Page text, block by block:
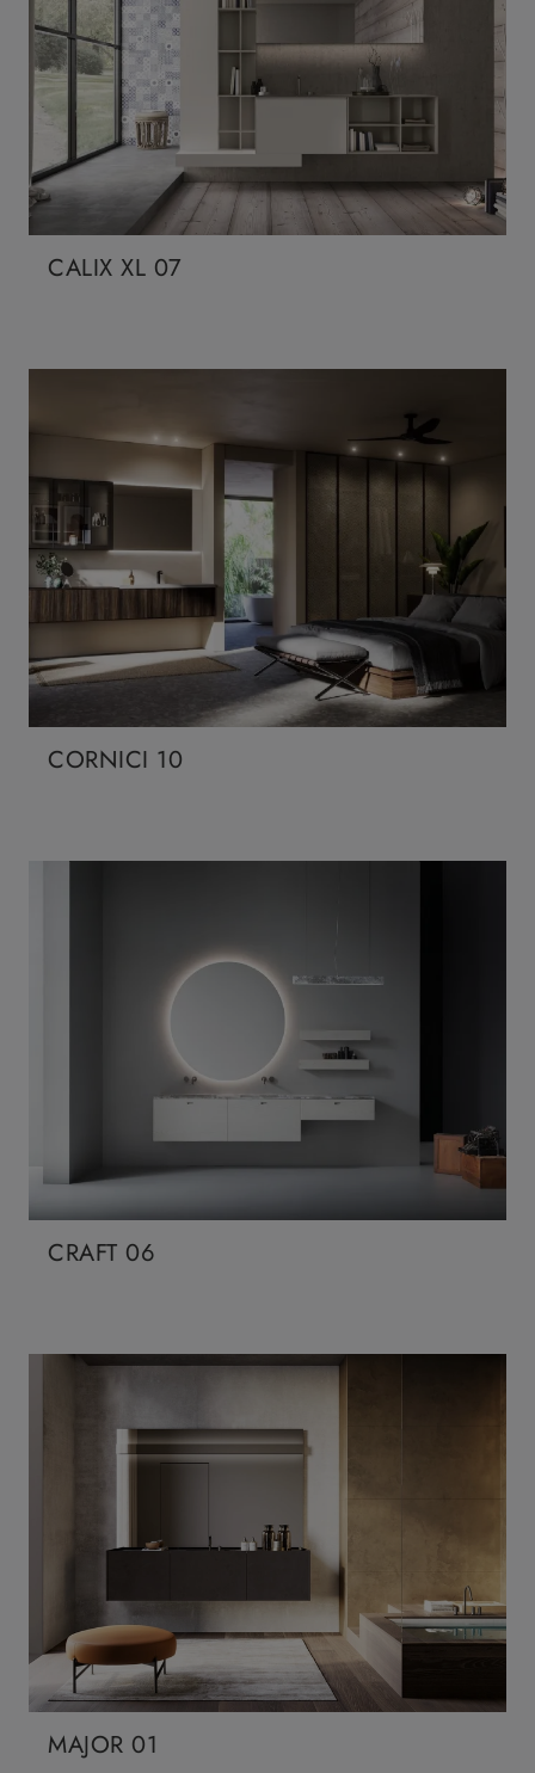
CALIX XL 07
CORNICI 10
CRAFT 06
MAJOR 01